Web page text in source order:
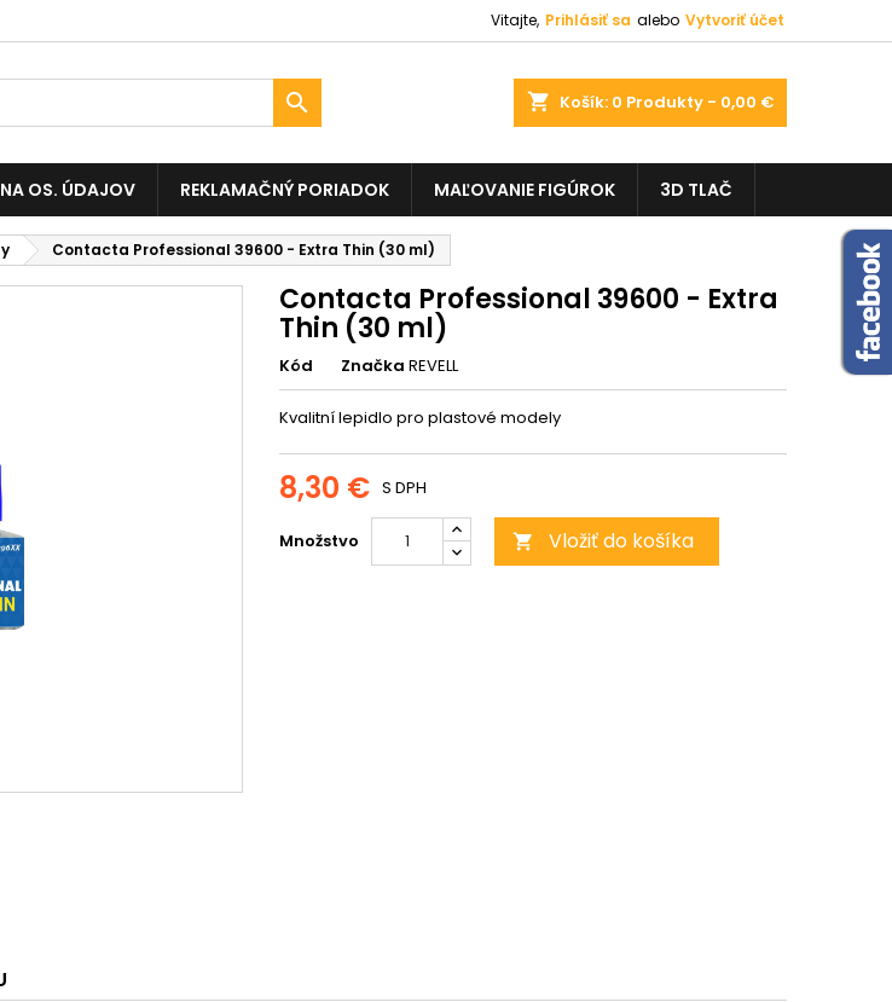
Vitajte, Prihlásiť sa alebo Vytvoriť účet
shopping_cart Košík: 0 Produkty - 0,00 €

OS. ÚDAJOV REKLAMAČNÝ PORIADOK MAĽOVANIE FIGÚROK 3D TLAČ
Contacta Professional 39600 - Extra Thin (30 ml)
Contacta Professional 39600 - Extra
Thin (30 ml)
Kód Značka REVELL
Kvalitní lepidlo pro plastové modely
8,30 € S DPH
Množstvo  Vložiť do košíka